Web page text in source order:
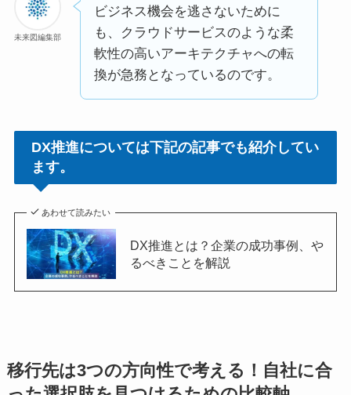
未来図編集部
ビジネス機会を逃さないために
も、クラウドサービスのような柔
軟性の高いアーキテクチャへの転
換が急務となっているのです。
DX推進については下記の記事でも紹介してい
ます。
あわせて読みたい
DX推進とは？企業の成功事例、や
るべきことを解説
移行先は3つの方向性で考える！自社に合